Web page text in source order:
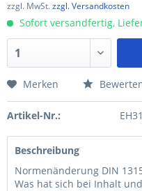
zzgl. MwSt.zzgl. Versandkosten
Sofort versandfertig,
Merken
Artikel-Nr.:
Beschreibung
Normenänderung DIN
Was hat sich bei Inhalt